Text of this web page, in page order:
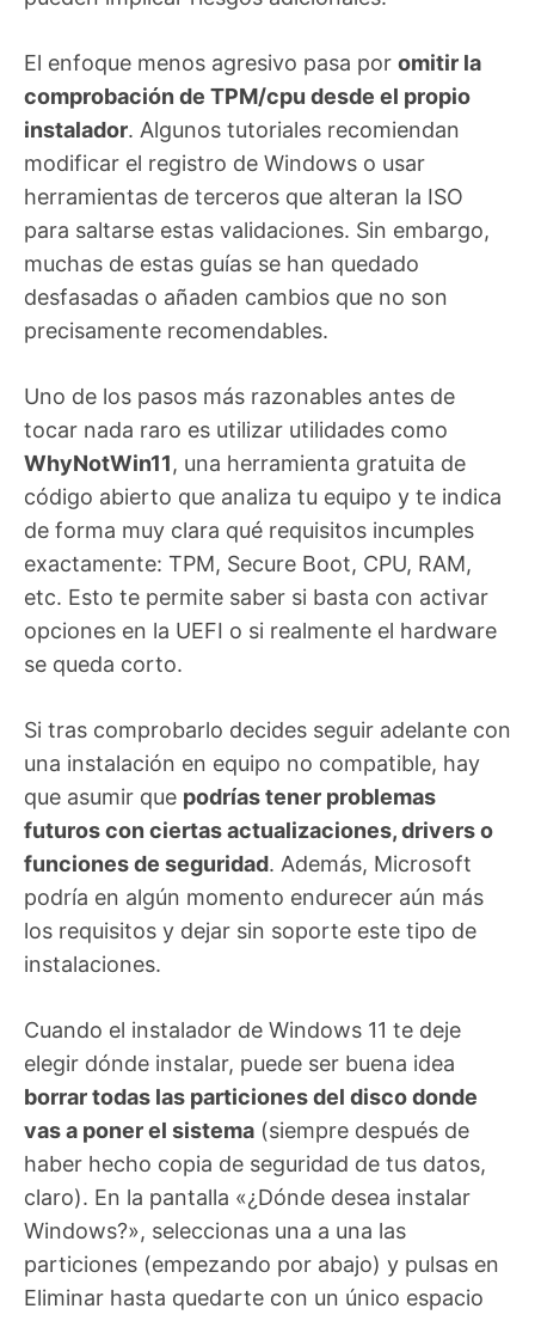
El enfoque menos agresivo pasa por omitir la
comprobación de TPM/cpu desde el propio
instalador. Algunos tutoriales recomiendan
modificar el registro de Windows o usar
herramientas de terceros que alteran la ISO
para saltarse estas validaciones. Sin embargo,
muchas de estas guías se han quedado
desfasadas o añaden cambios que no son
precisamente recomendables.
Uno de los pasos más razonables antes de
tocar nada raro es utilizar utilidades como
WhyNotWin11, una herramienta gratuita de
código abierto que analiza tu equipo y te indica
de forma muy clara qué requisitos incumples
exactamente: TPM, Secure Boot, CPU, RAM,
etc. Esto te permite saber si basta con activar
opciones en la UEFI o si realmente el hardware
se queda corto.
Si tras comprobarlo decides seguir adelante con
una instalación en equipo no compatible, hay
que asumir que podrías tener problemas
futuros con ciertas actualizaciones, drivers o
funciones de seguridad. Además, Microsoft
podría en algún momento endurecer aún más
los requisitos y dejar sin soporte este tipo de
instalaciones.
Cuando el instalador de Windows 11 te deje
elegir dónde instalar, puede ser buena idea
borrar todas las particiones del disco donde
vas a poner el sistema (siempre después de
haber hecho copia de seguridad de tus datos,
claro). En la pantalla «¿Dónde desea instalar
Windows?», seleccionas una a una las
particiones (empezando por abajo) y pulsas en
Eliminar hasta quedarte con un único espacio